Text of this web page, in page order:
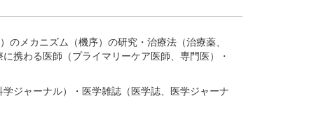
メカニズム（機序）の研究・治療法（治療薬、
携わる医師（プライマリーケア医師、専門医）・
ジャーナル）・医学雑誌（医学誌、医学ジャーナ